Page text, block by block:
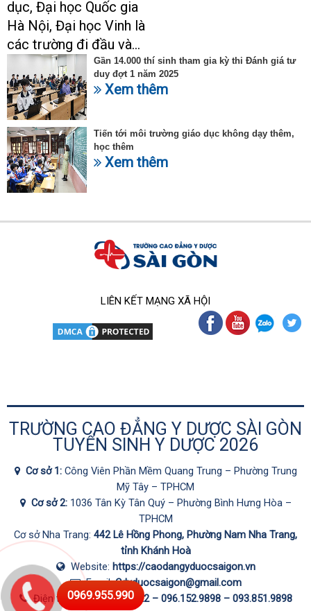
dục, Đại học Quốc gia
Hà Nội, Đại học Vinh là
các trường đi đầu và...
Gần 14.000 thí sinh tham gia kỳ thi Đánh giá tư
duy đợt 1 năm 2025
Xem thêm
Tiến tới môi trường giáo dục không dạy thêm,
học thêm
Xem thêm
LIÊN KẾT MẠNG XÃ HỘI
TRƯỜNG CAO ĐẲNG Y DƯỢC SÀI GÒN
TUYỂN SINH Y DƯỢC 2026
Cơ sở 1: Công Viên Phần Mềm Quang Trung – Phường Trung
Mỹ Tây – TPHCM
Cơ sở 2: 1036 Tân Kỳ Tân Quý – Phường Bình Hưng Hòa –
TPHCM
Cơ sở Nha Trang: 442 Lê Hồng Phong, Phường Nam Nha Trang,
tỉnh Khánh Hoà
Website: https://caodangyduocsaigon.vn
Email:Cdyduocsaigon@gmail.com
Điện thoại:0287.1060.222 – 096.152.9898– 093.851.9898
0969.955.990